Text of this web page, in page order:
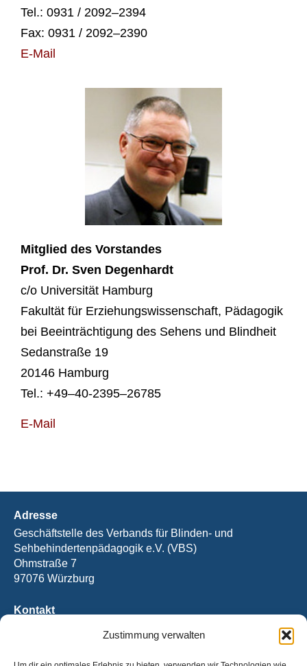
Zustimmung verwalten
Tel.: 0931 / 2092–2394
Fax: 0931 / 2092–2390
E‑Mail
Mit­glied des Vor­stan­des
Prof. Dr. Sven Degen­hardt
c/o Uni­ver­si­tät Ham­burg
Fakul­tät für Erzie­hungs­wis­sen­schaft, Päd­ago­gik
bei Beein­träch­ti­gung des Sehens und Blind­heit
Sedan­stra­ße 19
20146 Ham­burg
Tel.: +49–40-2395–26785
E‑Mail
Adresse
Geschäftstelle des Verbands für Blinden- und
Sehbehindertenpädagogik e.V. (VBS)
Ohmstraße 7
97076 Würzburg
Kontakt